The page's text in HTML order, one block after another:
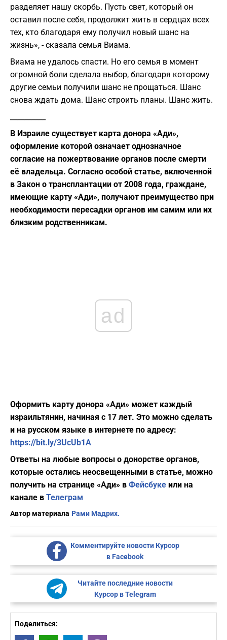
разделяет нашу скорбь. Пусть свет, который он
оставил после себя, продолжит жить в сердцах всех
тех, кто благодаря ему получил новый шанс на
жизнь», - сказала семья Виама.
Виама не удалось спасти. Но его семья в момент
огромной боли сделала выбор, благодаря которому
другие семьи получили шанс не прощаться. Шанс
снова ждать дома. Шанс строить планы. Шанс жить.
В Израиле существует карта донора «Ади»,
оформление которой означает однозначное
согласие на пожертвование органов после смерти
её владельца. Согласно особой статье, включенной
в Закон о трансплантации от 2008 года, граждане,
имеющие карту «Ади», получают преимущество при
необходимости пересадки органов им самим или их
близким родственникам.
ad
Оформить карту донора «Ади» может каждый
израильтянин, начиная с 17 лет. Это можно сделать
и на русском языке в интернете по адресу:
https://bit.ly/3UcUb1A
Ответы на любые вопросы о донорстве органов,
которые остались неосвещенными в статье, можно
получить на странице «Ади» в Фейсбуке или на
канале в Телеграм
Автор материала Рами Мадрих.
Комментируйте новости Курсор
в Facebook
Читайте последние новости
Курсор в Telegram
Поделиться: